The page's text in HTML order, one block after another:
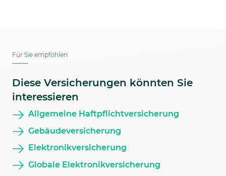
Für Sie empfohlen
Diese Versicherungen könnten Sie
interessieren
Allgemeine Haftpflichtversicherung
Gebäudeversicherung
Elektronikversicherung
Globale Elektronikversicherung